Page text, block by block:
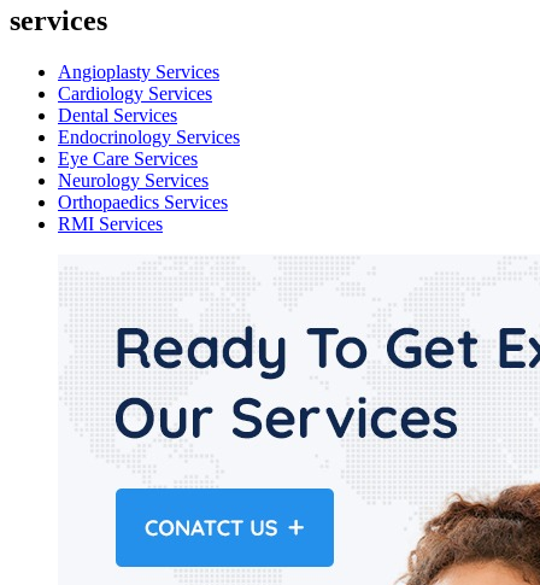
services
Angioplasty Services
Cardiology Services
Dental Services
Endocrinology Services
Eye Care Services
Neurology Services
Orthopaedics Services
RMI Services